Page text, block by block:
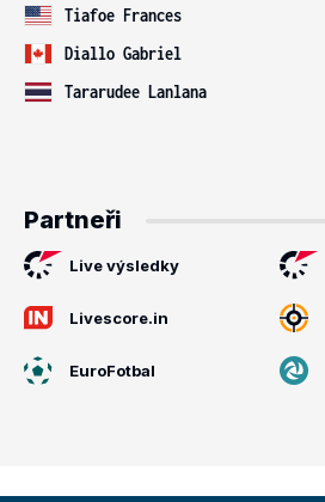
Tiafoe Frances
Diallo Gabriel
Tararudee Lanlana
Partneři
Live výsledky
Livescore.in
EuroFotbal